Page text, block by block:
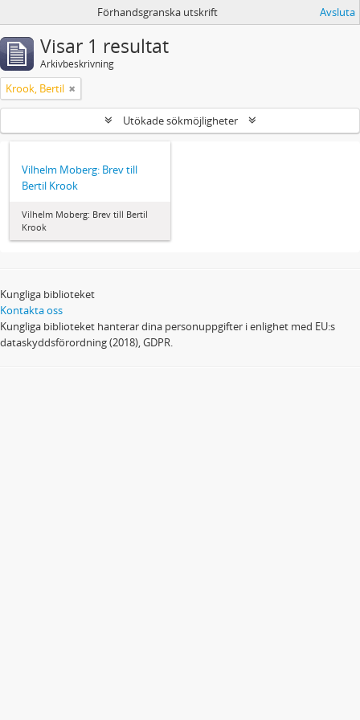
Förhandsgranska utskrift Avsluta
Visar 1 resultat
Arkivbeskrivning
Krook, Bertil
Utökade sökmöjligheter
Vilhelm Moberg: Brev till
Bertil Krook
Vilhelm Moberg: Brev till Bertil
Krook
Kungliga biblioteket
Kontakta oss
Kungliga biblioteket hanterar dina personuppgifter i enlighet med EU:s
dataskyddsförordning (2018), GDPR.